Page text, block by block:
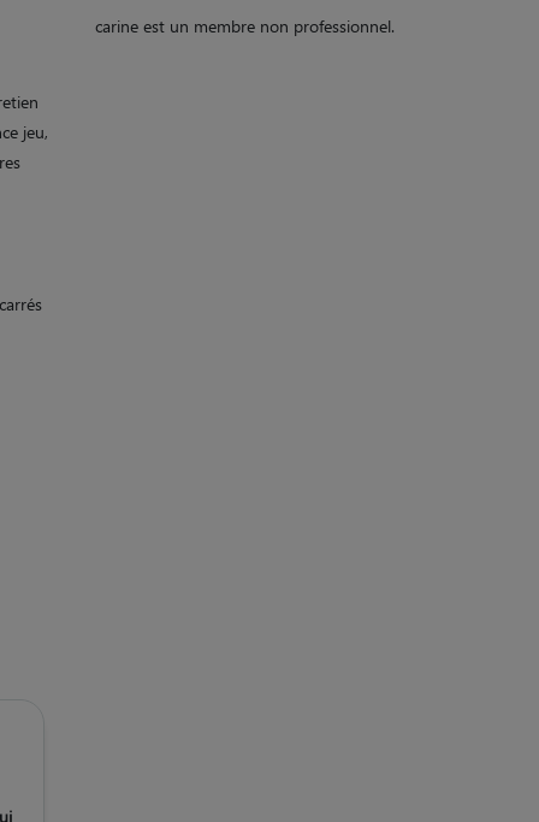
jeu,
carine est un membre non professionnel.